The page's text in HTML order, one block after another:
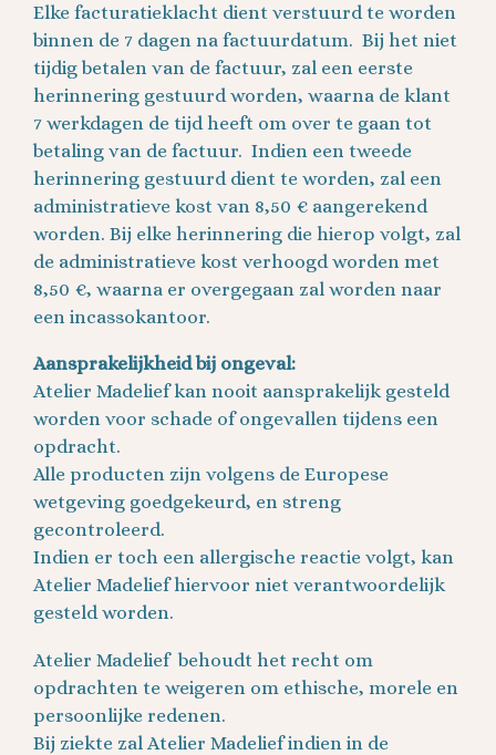
Elke facturatieklacht dient verstuurd te worden
binnen de 7 dagen na factuurdatum. Bij het niet
tijdig betalen van de factuur, zal een eerste
herinnering gestuurd worden, waarna de klant
7 werkdagen de tijd heeft om over te gaan tot
betaling van de factuur. Indien een tweede
herinnering gestuurd dient te worden, zal een
administratieve kost van 8,50 € aangerekend
worden. Bij elke herinnering die hierop volgt, zal
de administratieve kost verhoogd worden met
8,50 €, waarna er overgegaan zal worden naar
een incassokantoor.
Aansprakelijkheid bij ongeval:
Atelier Madelief kan nooit aansprakelijk gesteld
worden voor schade of ongevallen tijdens een
opdracht.
Alle producten zijn volgens de Europese
wetgeving goedgekeurd, en streng
gecontroleerd.
Indien er toch een allergische reactie volgt, kan
Atelier Madelief hiervoor niet verantwoordelijk
gesteld worden.
Atelier Madelief behoudt het recht om
opdrachten te weigeren om ethische, morele en
persoonlijke redenen.
Bij ziekte zal Atelier Madelief indien in de